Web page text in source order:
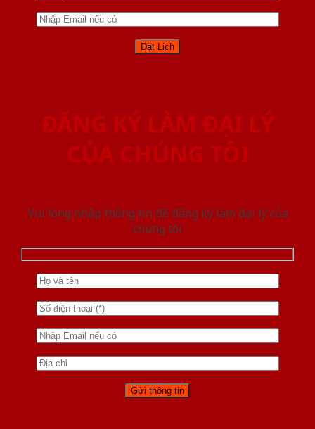
ĐĂNG KÝ LÀM ĐẠI LÝ
CỦA CHÚNG TÔI
Vui lòng nhập thông tin để đăng ký làm đại lý của
chúng tôi